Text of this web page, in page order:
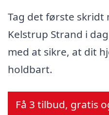
Tag det første skridt
Kelstrup Strand i
med at sikre, at dit
holdbart.
Få 3 tilbud, gratis